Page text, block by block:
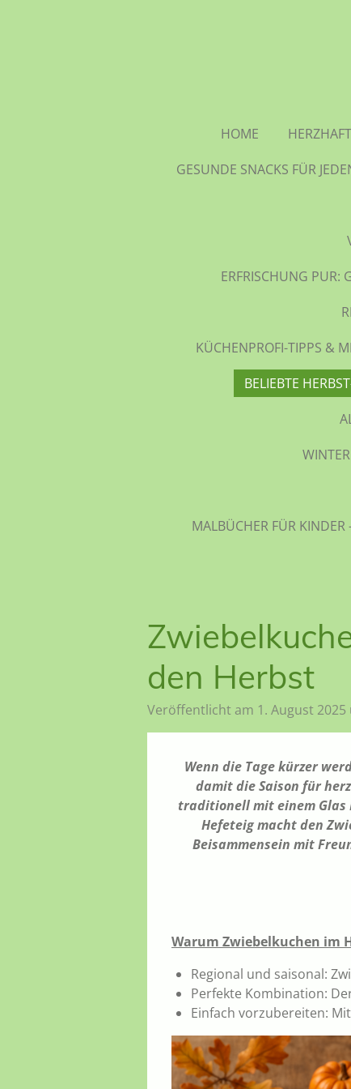
HOME
GESUNDE SNACKS FÜR
ERFRISCHUNG PUR:
KÜCHENPROFI-TIPPS &
BELIEBTE
MALBÜCHER FÜR KINDER
den Herbst
Veröffentlicht am 1. August 2025
Wenn die Tage kürzer
damit die Saison für
traditionell mit einem Glas
Hefeteig macht den
Beisammensein mit
Warum Zwiebelkuchen im
Regional und saisonal:
Perfekte Kombination:
Einfach vorzubereiten: